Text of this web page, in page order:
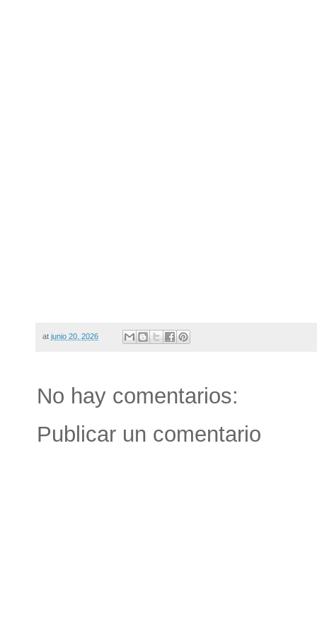
at junio 20, 2026
No hay comentarios:
Publicar un comentario